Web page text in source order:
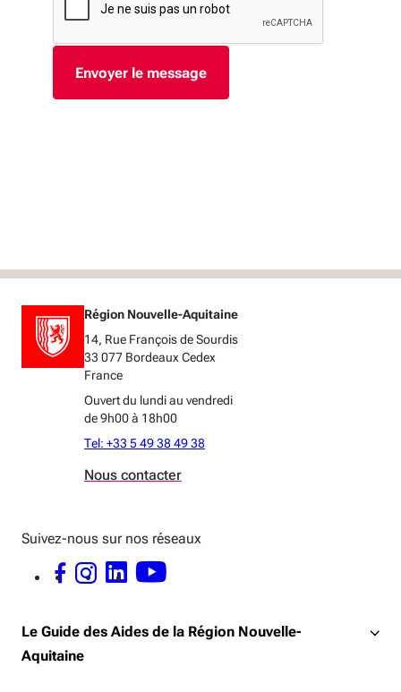
Région Nouvelle-Aquitaine
14, Rue François de Sourdis
33 077 Bordeaux Cedex
France
Ouvert du lundi au vendredi
de 9h00 à 18h00
Tel: +33 5 49 38 49 38
Nous contacter
Suivez-nous sur nos réseaux
FACEBOOK - OUVERTURE DANS UNE NOUVELLE FENÊTRE
INSTAGRAM - OUVERTURE DANS UNE NOUVELLE FENÊTRE
LINKEDIN - OUVERTURE DANS UNE NOUVELLE FENÊTRE
YOUTUBE - OUVERTURE DANS UNE NOUVELLE FENÊTRE
Le Guide des Aides de la Région Nouvelle-
Aquitaine